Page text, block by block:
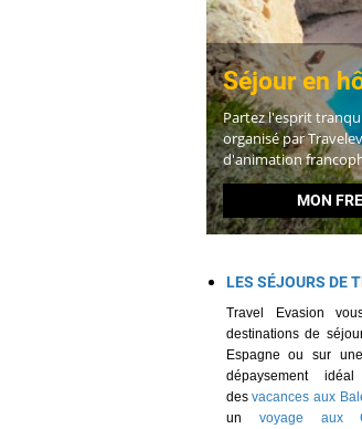
Séjour en
Partez l'esprit
organisé par
d'animation
MON
LES SÉJOURS DE
Travel Evasion
destinations de
Espagne ou sur
dépaysement
desvacances aux
un voyage aux